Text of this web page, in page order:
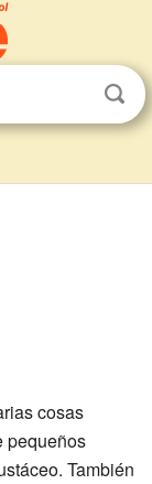
cosas
pequeños
También